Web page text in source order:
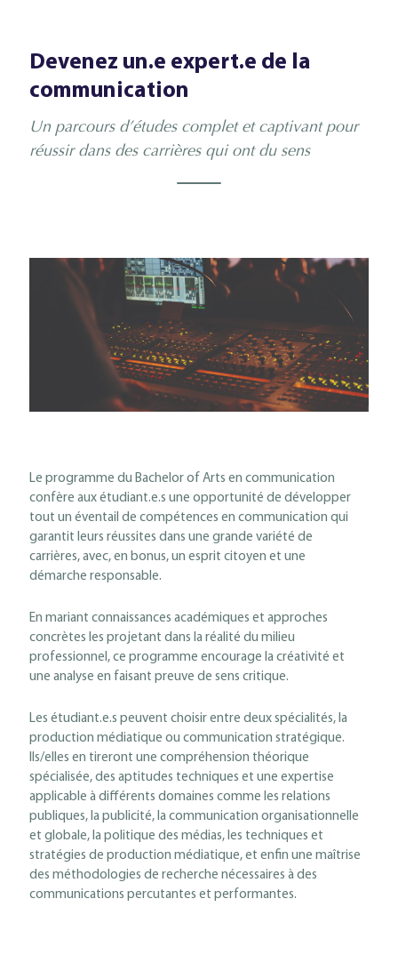
Devenez un.e expert.e de la
communication
Un parcours d’études complet et captivant pour
réussir dans des carrières qui ont du sens
Le programme du Bachelor of Arts en communication
confère aux étudiant.e.s une opportunité de développer
tout un éventail de compétences en communication qui
garantit leurs réussites dans une grande variété de
carrières, avec, en bonus, un esprit citoyen et une
démarche responsable.
En mariant connaissances académiques et approches
concrètes les projetant dans la réalité du milieu
professionnel, ce programme encourage la créativité et
une analyse en faisant preuve de sens critique.
Les étudiant.e.s peuvent choisir entre deux spécialités, la
production médiatique ou communication stratégique.
Ils/elles en tireront une compréhension théorique
spécialisée, des aptitudes techniques et une expertise
applicable à différents domaines comme les relations
publiques, la publicité, la communication organisationnelle
et globale, la politique des médias, les techniques et
stratégies de production médiatique, et enfin une maîtrise
des méthodologies de recherche nécessaires à des
communications percutantes et performantes.